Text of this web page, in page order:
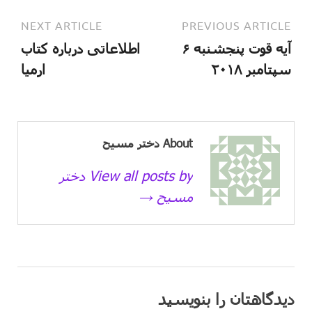
PREVIOUS ARTICLE
آیه قوت پنجشنبه ۶
سپتامبر ۲۰۱۸
NEXT ARTICLE
اطلاعاتی درباره کتاب
ارمیا
About دختر مسیح
View all posts by دختر
مسیح →
دیدگاهتان را بنویسید